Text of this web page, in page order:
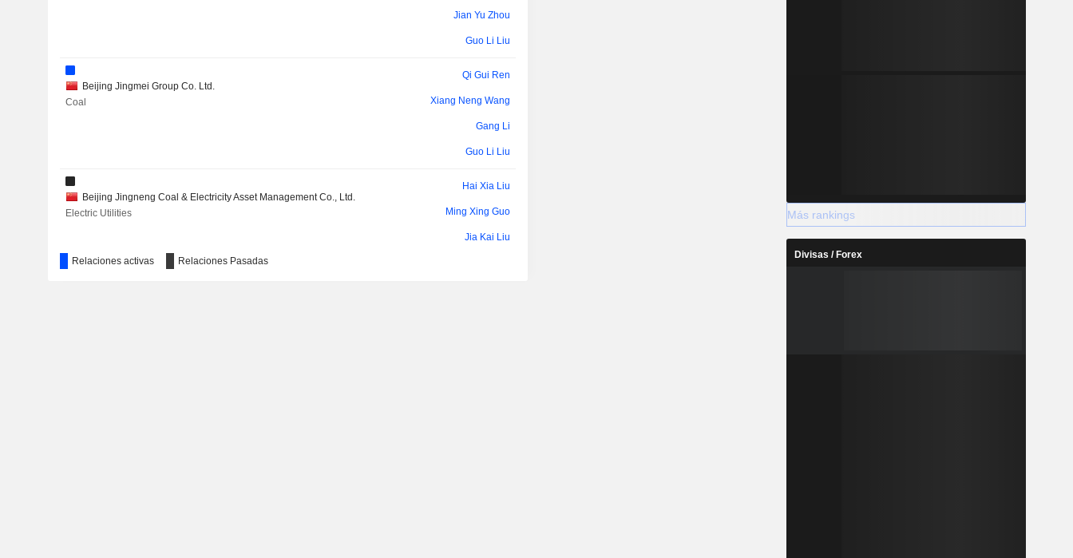
Jian Yu Zhou
Guo Li Liu
Beijing Jingmei Group Co. Ltd.
Coal
Qi Gui Ren
Xiang Neng Wang
Gang Li
Guo Li Liu
Beijing Jingneng Coal & Electricity Asset Management Co., Ltd.
Electric Utilities
Hai Xia Liu
Ming Xing Guo
Jia Kai Liu
Relaciones activas Relaciones Pasadas
Más rankings
Divisas / Forex